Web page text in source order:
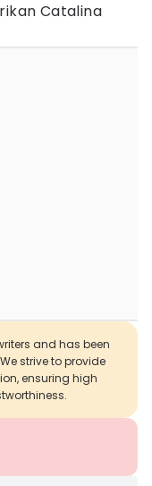
Catalina
and has been
strive to provide
ensuring high